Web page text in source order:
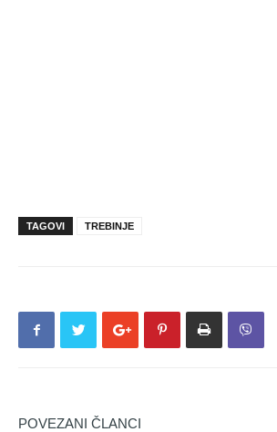
TAGOVI TREBINJE
POVEZANI ČLANCI